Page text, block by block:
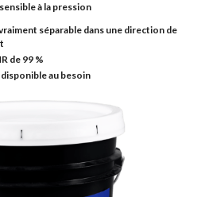
à la pression
séparable dans une direction de
de 99 %
au besoin